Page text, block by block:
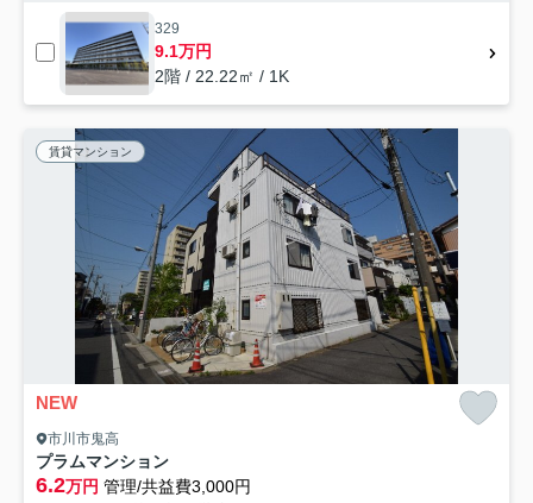
329
9.1万円
2階 / 22.22㎡ / 1K
賃貸マンション
NEW
市川市鬼高
プラムマンション
6.2万円 管理/共益費3,000円